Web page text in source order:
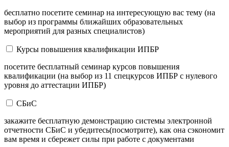
бесплатно посетите семинар на интересующую вас тему (на
выбор из программы ближайших образовательных
мероприятий для разных специалистов)
Курсы повышения квалификации ИПБР
посетите бесплатный семинар курсов повышения
квалификации (на выбор из 11 спецкурсов ИПБР с нулевого
уровня до аттестации ИПБР)
СБиС
закажите бесплатную демонстрацию системы электронной
отчетности СБиС и убедитесь(посмотрите), как она сэкономит
вам время и сбережет силы при работе с документами